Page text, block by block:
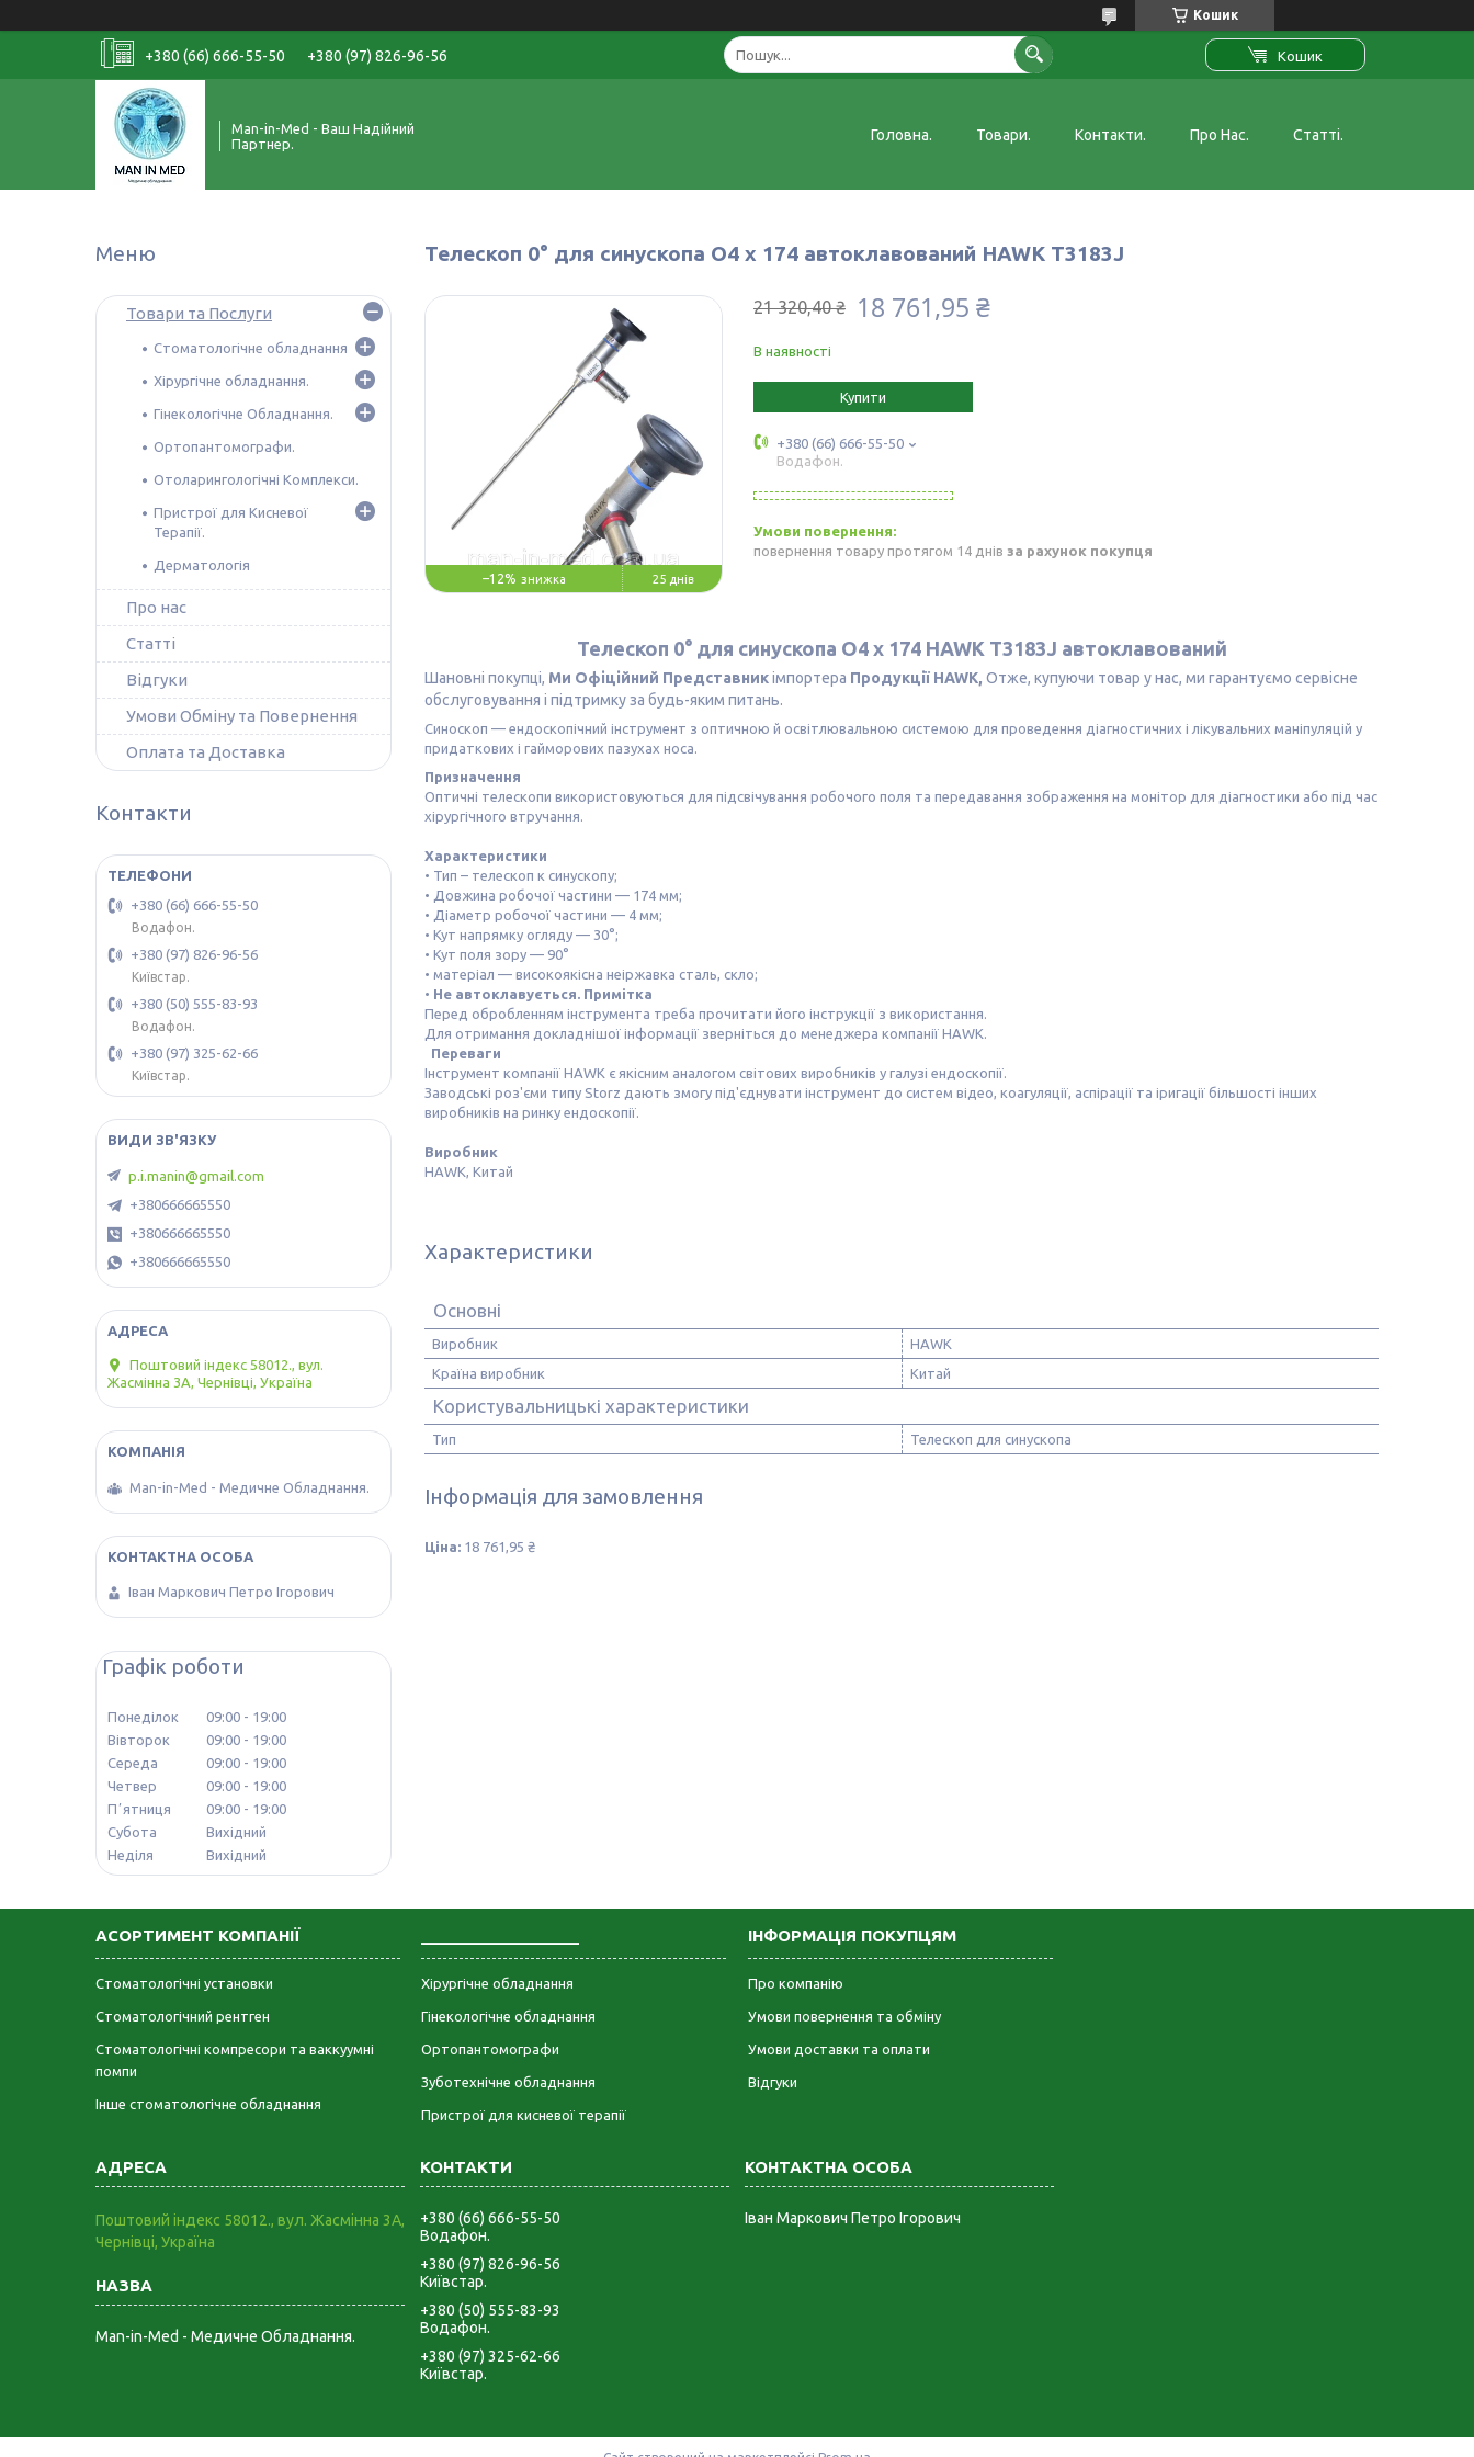
Кошик
+380 (66) 666-55-50 +380 (97) 826-96-56 Кошик
Man-in-Med - Ваш Надійний
Партнер.
Головна. Товари. Контакти. Про Нас. Статті.
Телескоп 0° для синускопа O4 x 174 автоклавований HAWK Т3183J
–12% 25 днів
21 320,40 ₴ 18 761,95 ₴
В наявності
Купити
+380 (66) 666-55-50
Водафон.
повернення товару протягом 14 днів за рахунок покупця
Телескоп 0° для синускопа O4 x 174 HAWK Т3183J автоклавований
Шановні покупці, Ми Офіційний Представникімпортера Продукції HAWK, Отже, купуючи товар у нас, ми гарантуємо сервісне
обслуговування і підтримку за будь-яким питань.
Синоскоп — ендоскопічний інструмент з оптичною й освітлювальною системою для проведення діагностичних і лікувальних маніпуляцій у
придаткових і гайморових пазухах носа.
Призначення
Оптичні телескопи використовуються для підсвічування робочого поля та передавання зображення на монітор для діагностики або під час
хірургічного втручання.
Характеристики
• Тип – телескоп к синускопу;
• Довжина робочої частини — 174 мм;
• Діаметр робочої частини — 4 мм;
• Кут напрямку огляду — 30°;
• Кут поля зору — 90°
• матеріал — високоякісна неіржавка сталь, скло;
• Не автоклавується. Примітка
Перед обробленням інструмента треба прочитати його інструкції з використання.
Для отримання докладнішої інформації зверніться до менеджера компанії HAWK.
Переваги
Інструмент компанії HAWK є якісним аналогом світових виробників у галузі ендоскопії.
Заводські роз'єми типу Storz дають змогу під'єднувати інструмент до систем відео, коагуляції, аспірації та іригації більшості інших
виробників на ринку ендоскопії.
Виробник
HAWK, Китай
Характеристики
Основні
Виробник
HAWK
Країна виробник
Китай
Користувальницькі характеристики
Тип Телескоп для синускопа
Інформація для замовлення
Ціна: 18 761,95 ₴
Товари та Послуги
Стоматологічне обладнання
Хірургічне обладнання.
Гінекологічне Обладнання.
Ортопантомографи.
Отоларингологічні Комплекси.
Пристрої для Кисневої
Терапії.
Дерматологія
Про нас
Статті
Відгуки
Умови Обміну та Повернення
Оплата та Доставка
Контакти
+380 (66) 666-55-50
Водафон.
+380 (97) 826-96-56
Київстар.
+380 (50) 555-83-93
Водафон.
+380 (97) 325-62-66
Київстар.
p.i.manin@gmail.com
+380666665550
+380666665550
+380666665550
Поштовий індекс 58012., вул.
Жасмінна 3А, Чернівці, Україна
Man-in-Med - Медичне Обладнання.
Іван Маркович Петро Ігорович
Графік роботи
Понеділок 09:00
19:00
Вівторок
09:00
19:00
Середа
09:00
19:00
Четвер
09:00
19:00
Пʼятниця
09:00
19:00
Субота
Вихідний
Неділя
Вихідний
АСОРТИМЕНТ КОМПАНІЇ
Стоматологічні установки
Стоматологічний рентген
Стоматологічні компресори та ваккуумні
помпи
Інше стоматологічне обладнання
Хірургічне обладнання
Гінекологічне обладнання
Ортопантомографи
Зуботехнічне обладнання
Пристрої для кисневої терапії
ІНФОРМАЦІЯ ПОКУПЦЯМ
Про компанію
Умови повернення та обміну
Умови доставки та оплати
Відгуки
Поштовий індекс 58012., вул. Жасмінна 3А,
Чернівці, Україна
Man-in-Med - Медичне Обладнання.
+380 (66) 666-55-50
Водафон.
+380 (97) 826-96-56
Київстар.
+380 (50) 555-83-93
Водафон.
+380 (97) 325-62-66
Київстар.
Іван Маркович Петро Ігорович